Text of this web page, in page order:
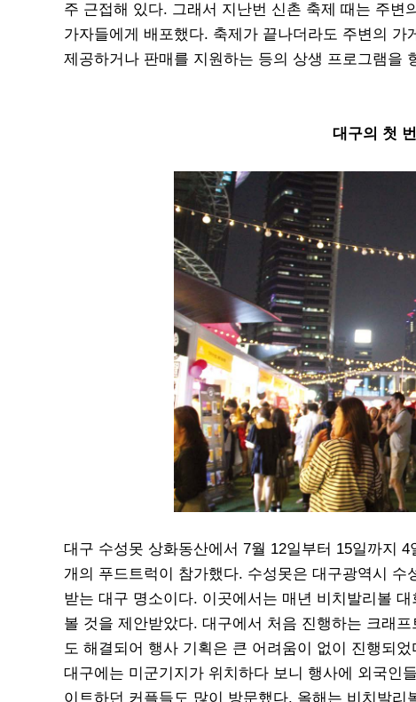
주 근접해 있다. 그래서 지난번 신촌 축제 때는 주
가자들에게 배포했다. 축제가 끝나더라도 주변의
제공하거나 판매를 지원하는 등의 상생 프로그램을
대구의 첫
대구 수성못 상화동산에서 7월 12일부터 15일까지
개의 푸드트럭이 참가했다. 수성못은 대구광역시
받는 대구 명소이다. 이곳에서는 매년 비치발리볼
볼 것을 제안받았다. 대구에서 처음 진행하는 크래
도 해결되어 행사 기획은 큰 어려움이 없이 진행되었
대구에는 미군기지가 위치하다 보니 행사에 외국인
이트하던 커플들도 많이 방문했다. 올해는 비치발